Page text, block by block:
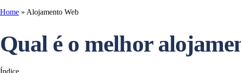
Home » Alojamento Web
Qual é o melhor
Índice